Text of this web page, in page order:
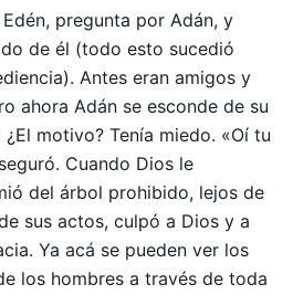
pregunta por Adán, y
de él (todo esto sucedió
Antes eran amigos y
ahora Adán se esconde de su
motivo? Tenía miedo. «Oí tu
Cuando Dios le
del árbol prohibido, lejos de
sus actos, culpó a Dios y a
Ya acá se pueden ver los
los hombres a través de toda